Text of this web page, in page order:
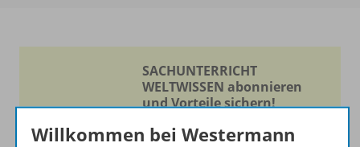
SACHUNTERRICHT
WELTWISSEN abonnieren
und Vorteile sichern!
Experimentieren -
Willkommen bei Westermann